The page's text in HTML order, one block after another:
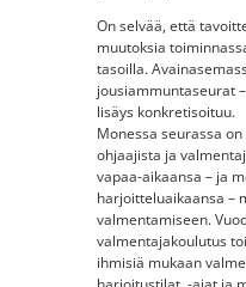
On selvää, että
muutoksia
tasoilla.
jousiammuntaseurat
lisäys konkretisoituu.
Monessa seurassa
ohjaajista ja
vapaa-aikaansa – ja
harjoitteluaikaansa –
valmentamiseen.
valmentajakoulutus
ihmisiä mukaan